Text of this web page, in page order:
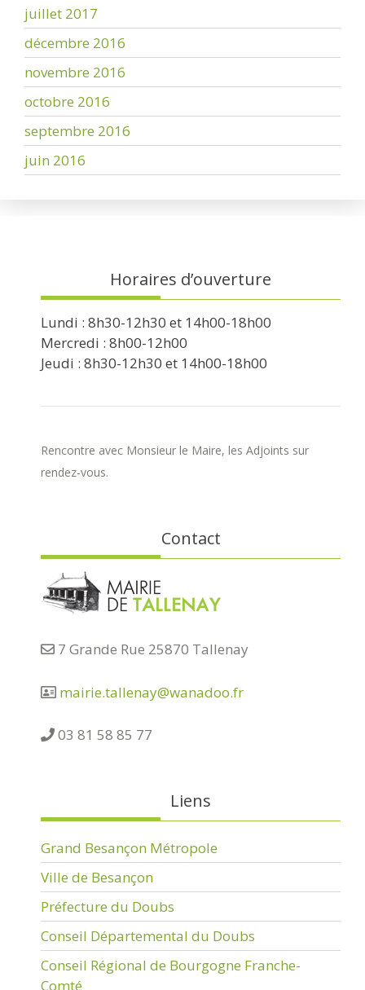
juillet 2017
décembre 2016
novembre 2016
octobre 2016
septembre 2016
juin 2016
Horaires d’ouverture
Lundi : 8h30-12h30 et 14h00-18h00
Mercredi : 8h00-12h00
Jeudi : 8h30-12h30 et 14h00-18h00
Rencontre avec Monsieur le Maire, les Adjoints sur
rendez-vous.
Contact
7 Grande Rue 25870 Tallenay
mairie.tallenay@wanadoo.fr
03 81 58 85 77
Liens
Grand Besançon Métropole
Ville de Besançon
Préfecture du Doubs
Conseil Départemental du Doubs
Conseil Régional de Bourgogne Franche-
Comté